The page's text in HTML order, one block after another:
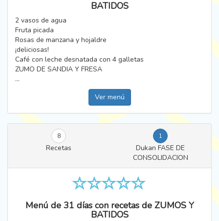
BATIDOS
2 vasos de agua
Fruta picada
Rosas de manzana y hojaldre
¡deliciosas!
Café con leche desnatada con 4 galletas
ZUMO DE SANDIA Y FRESA
...
Ver menú
8 1
Recetas
Dukan FASE DE
CONSOLIDACION
Menú de 31 días con recetas de ZUMOS Y
BATIDOS